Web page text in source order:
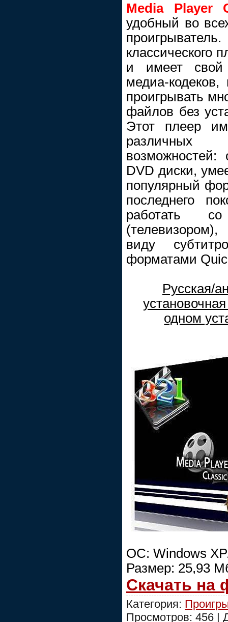
Media Player
удобный во
классического
и имеет свой
медиа-
проигрывать
файлов без
Этот плеер
возможностей:
DVD диски,
популярный
последнего
работать
виду
форматами
Русская/
одном
ОС: Windows
Размер: 25,93
Скачать на
Категория:
Просмотров: 456 |